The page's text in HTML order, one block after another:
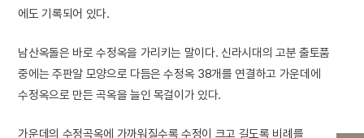
에도 기록되어 있다.
남산옥돌은 바로 수정옥을 가리키는 말이다. 신라시대의 고분 출토품
중에는 주판알 모양으로 다듬은 수정옥 38개를 연결하고 가운데에
수정옥으로 만든 곡옥을 늘인 목걸이가 있다.
가운데의 수정곡옥에 가까워질수록 수정이 크고 길도록 비례를